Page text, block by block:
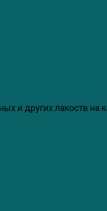
и других лакоств на